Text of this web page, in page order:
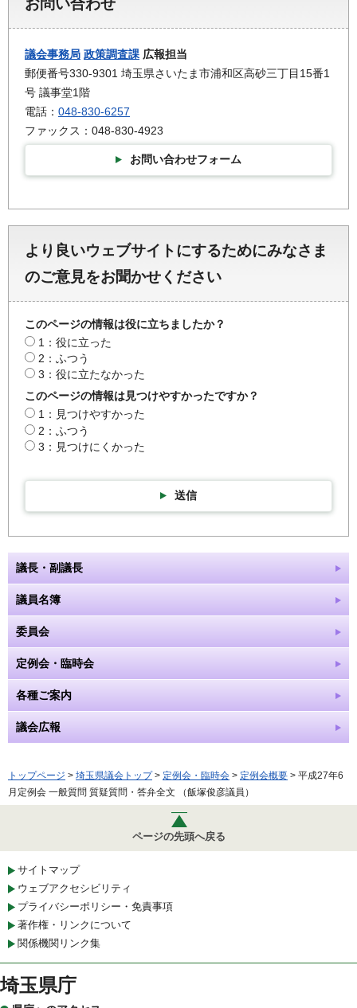
お問い合わせ
議会事務局 政策調査課 広報担当
郵便番号330-9301 埼玉県さいたま市浦和区高砂三丁目15番1
号 議事堂1階
電話： 048-830-6257
ファックス：048-830-4923
お問い合わせフォーム
より良いウェブサイトにするためにみなさま
のご意見をお聞かせください
このページの情報は役に立ちましたか？
1：役に立った
2：ふつう
3：役に立たなかった
このページの情報は見つけやすかったですか？
1：見つけやすかった
2：ふつう
3：見つけにくかった
送信
議長・副議長
議員名簿
委員会
定例会・臨時会
各種ご案内
議会広報
トップページ > 埼玉県議会トップ> 定例会・臨時会 > 定例会概要 > 平成27年6
月定例会 一般質問 質疑質問・答弁全文 （飯塚俊彦議員）
ページの先頭へ戻る
サイトマップ
ウェブアクセシビリティ
プライバシーポリシー・免責事項
著作権・リンクについて
関係機関リンク集
埼玉県庁